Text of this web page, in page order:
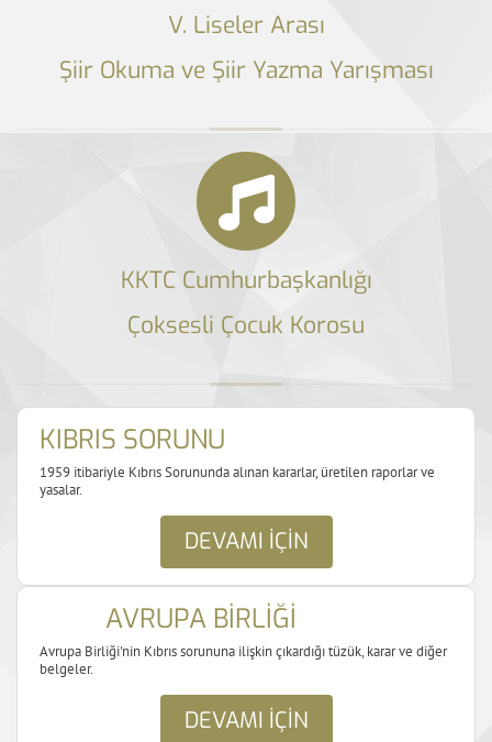
V. Liseler Arası
Şiir Okuma ve Şiir Yazma Yarışması
KKTC Cumhurbaşkanlığı
Çoksesli Çocuk Korosu
KIBRIS SORUNU
1959 itibariyle Kıbrıs Sorununda alınan kararlar, üretilen raporlar ve
yasalar.
DEVAMI IÇIN
AVRUPA BİRLİĞİ
Avrupa Birliği'nin Kıbrıs sorununa ilişkin çıkardığı tüzük, karar ve diğer
belgeler.
DEVAMI IÇIN